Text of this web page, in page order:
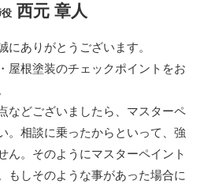
西元 章人
ありがとうございます。
屋根塗装のチェックポイントをお
などございましたら、マスターペ
。相談に乗ったからといって、強
ん。そのようにマスターペイント
もしそのような事があった場合に